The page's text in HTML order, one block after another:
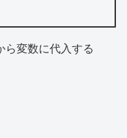
ら変数に代入する